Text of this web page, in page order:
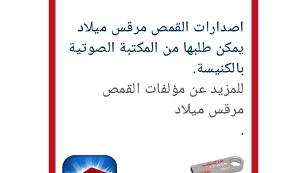
اصدارات القمص مرقس ميلاد
يمكن طلبها من المكتبة الصوتية
بالكنيسة.
للمزيد عن مؤلفات القمص
مرقس ميلاد
.